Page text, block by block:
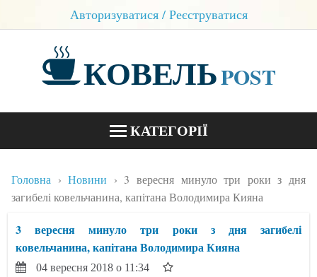
Авторизуватися / Реєструватися
КОВЕЛЬPOST
КАТЕГОРІЇ
БЛОГИ
Головна Новини
3 вересня минуло три роки з дня
загибелі ковельчанина, капітана Володимира Кияна
3 вересня минуло три роки з дня загибелі
ковельчанина, капітана Володимира Кияна
04 вересня 2018 о 11:34